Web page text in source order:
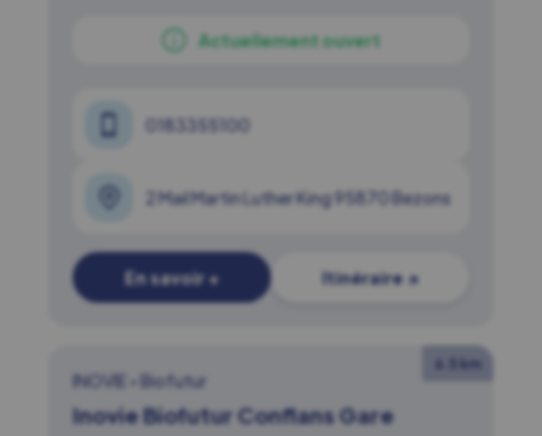
Actuellement ouvert
0183355100
2 Mail Martin Luther King 95870 Bezons
En savoir + Itinéraire ↗
6.5 km
INOVIE • Biofutur
Inovie Biofutur Conflans Gare